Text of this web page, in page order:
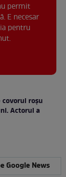
permit
E necesar
pentru
roșu
Actorul a
Google News